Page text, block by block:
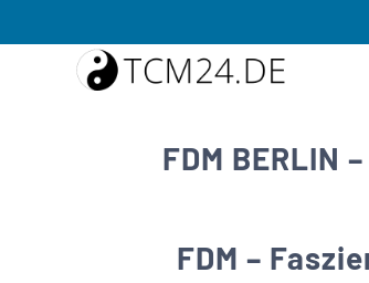
FDM BERLIN
FDM –